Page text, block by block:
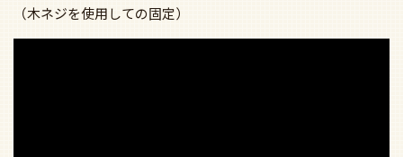
（木ネジを使用しての固定）